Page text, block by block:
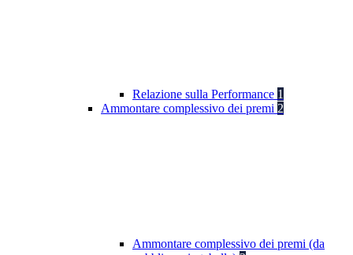
Relazione sulla Performance 1
Ammontare complessivo dei premi 2
Ammontare complessivo dei premi (da